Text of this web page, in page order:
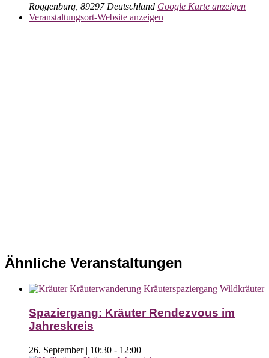
Roggenburg 89297 Deutschland Google Karte anzeigen
Veranstaltungsort-Website anzeigen
Ähnliche Veranstaltungen
Spaziergang: Kräuter Rendezvous im
Jahreskreis
26. September | 10:30 - 12:00